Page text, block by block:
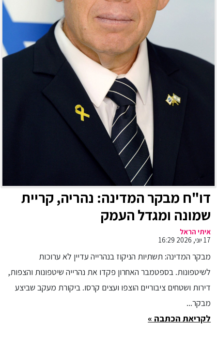
דו"ח מבקר המדינה: נהריה, קריית
שמונה ומגדל העמק
איתי הראל
17 יוני, 2026 16:29
מבקר המדינה: תשתיות הניקוז בנהרייה עדיין לא ערוכות
לשיטפונות. בספטמבר האחרון פקדו את נהרייה שיטפונות והצפות,
דירות ושטחים ציבוריים הוצפו ועצים קרסו. ביקורת מעקב שביצע
מבקר...
לקריאת הכתבה »